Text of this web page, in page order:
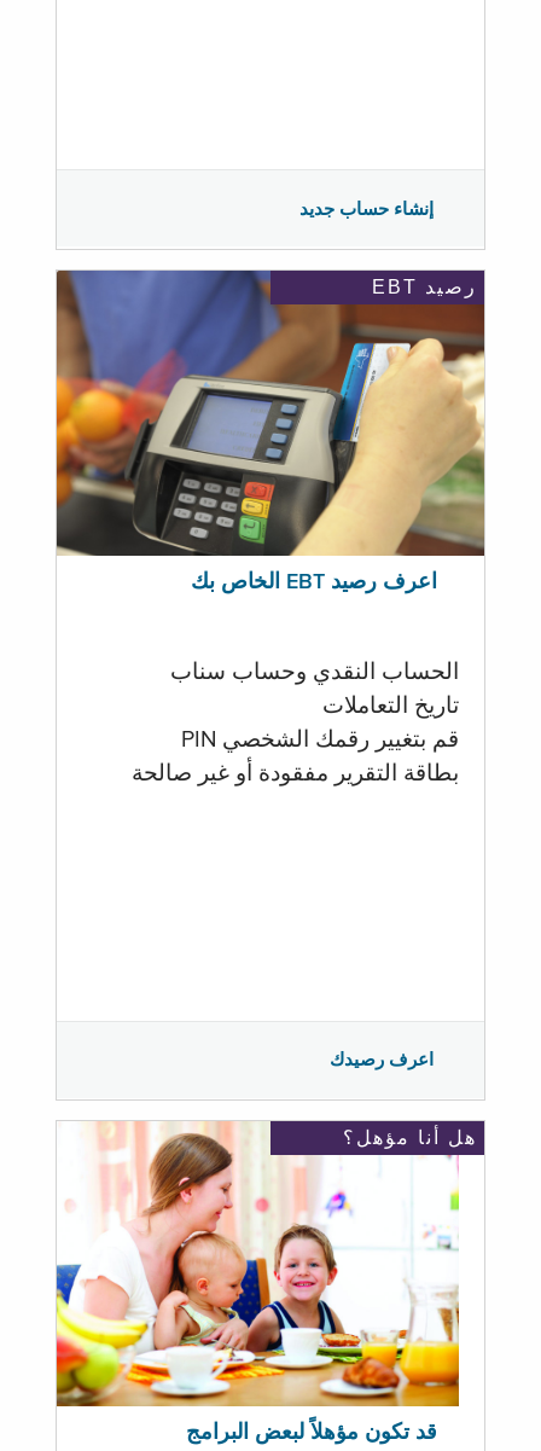
إنشاء حساب جديد
رصيد EBT
اعرف رصيد EBT الخاص بك
الحساب النقدي وحساب سناب
تاريخ التعاملات
قم بتغيير رقمك الشخصي PIN
بطاقة التقرير مفقودة أو غير صالحة
اعرف رصيدك
هل أنا مؤهل؟
قد تكون مؤهلاً لبعض البرامج